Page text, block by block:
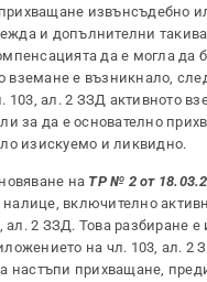
извънсъдебно
и допълнителни
да е могла
вземане е възникнало,
ал. 2 ЗЗД активното
за да е основателно
изискуемо и ликвидно.
на ТР № 2 от
включително
2 ЗЗД. Това разбиране е
на чл. 103, ал.
прихващане,